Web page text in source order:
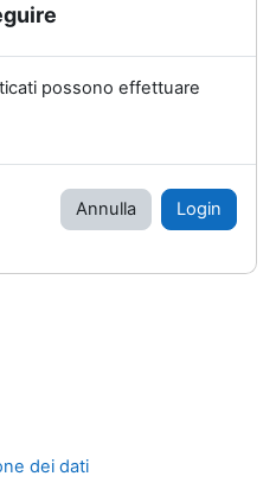
possono effettuare
Annulla Login
dei dati